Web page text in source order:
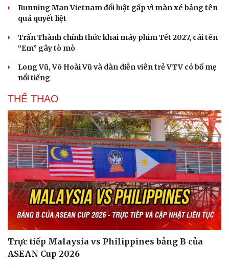
Du lịch
Tư vấn
check-in
Podcast
Cửa sổ tình yêu
Running Man Vietnam đổi luật gấp vì màn xé bảng tên
quá quyết liệt
Trấn Thành chính thức khai máy phim Tết 2027, cái tên
“Em” gây tò mò
Long Vũ, Võ Hoài Vũ và dàn diễn viên trẻ VTV có bố mẹ
nổi tiếng
THỂ THAO
Trực tiếp Malaysia vs Philippines bảng B của
ASEAN Cup 2026